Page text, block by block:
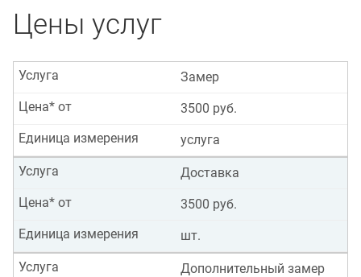
Цены услуг
Замер
Услуга
3500 руб.
Цена* от
услуга
Единица измерения
Доставка
Услуга
3500 руб.
Цена* от
шт.
Единица измерения
Дополнительный замер
Услуга